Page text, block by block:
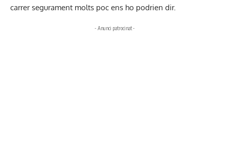
carrer segurament molts poc ens ho podrien dir.
- Anunci patrocinat -